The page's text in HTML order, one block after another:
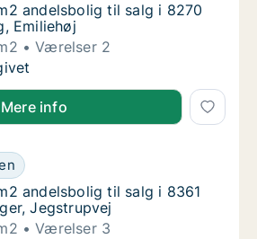
andelsbolig til salg i 8270
andelsbolig til salg i 8270
Emiliehøj
Værelser 2
andelsbolig til salg i 8270
Mere info
andelsbolig til salg i 8361
til salg i 8361 Hasselager,
andelsbolig til salg i 8361
andelsbolig til salg i 8361
Jegstrupvej
Værelser 3